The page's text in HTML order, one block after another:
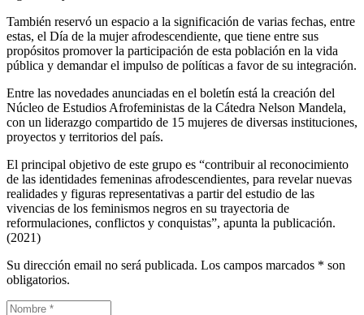
También reservó un espacio a la significación de varias fechas, entre
estas, el Día de la mujer afrodescendiente, que tiene entre sus
propósitos promover la participación de esta población en la vida
pública y demandar el impulso de políticas a favor de su integración.
Entre las novedades anunciadas en el boletín está la creación del
Núcleo de Estudios Afrofeministas de la Cátedra Nelson Mandela,
con un liderazgo compartido de 15 mujeres de diversas instituciones,
proyectos y territorios del país.
El principal objetivo de este grupo es “contribuir al reconocimiento
de las identidades femeninas afrodescendientes, para revelar nuevas
realidades y figuras representativas a partir del estudio de las
vivencias de los feminismos negros en su trayectoria de
reformulaciones, conflictos y conquistas”, apunta la publicación.
(2021)
Su dirección email no será publicada. Los campos marcados * son
obligatorios.